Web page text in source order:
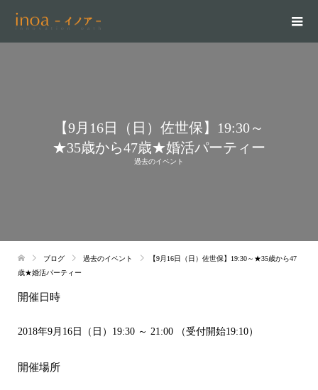
【9月16日（日）佐世保】19:30～
★35歳から47歳★婚活パーティー
過去のイベント
ブログ 過去のイベント
【9月16日（日）佐世保】19:30～★35歳から47
歳★婚活パーティー
開催日時
2018年9月16日（日）19:30 ～ 21:00 （受付開始19:10）
開催場所